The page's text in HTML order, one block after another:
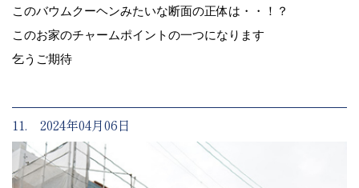
このバウムクーヘンみたいな断面の正体は・・！？
このお家のチャームポイントの一つになります
乞うご期待
11. 2024年04月06日